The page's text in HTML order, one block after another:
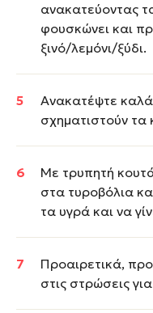
ανακατεύοντας
φουσκώνει και
ξινό/λεμόνι/ξύδι.
Ανακατέψτε
σχηματιστούν τα
Με τρυπητή
στα τυροβόλια
τα υγρά και να
Προαιρετικά,
στις στρώσεις